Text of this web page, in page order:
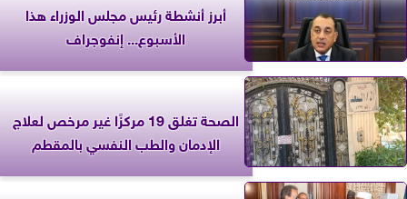
أبرز أنشطة رئيس مجلس الوزراء هذا
الأسبوع... إنفوجراف
الصحة تغلق 19 مركزًا غير مرخص لعلاج
الإدمان والطب النفسي بالمقطم